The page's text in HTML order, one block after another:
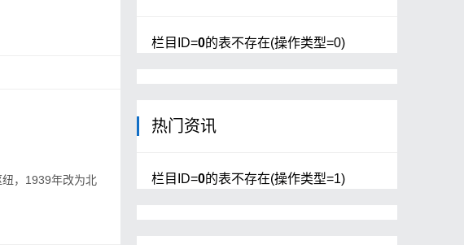
，1939年改为北
栏目ID=0的表不存在(操作类型=0)
热门资讯
栏目ID=0的表不存在(操作类型=1)